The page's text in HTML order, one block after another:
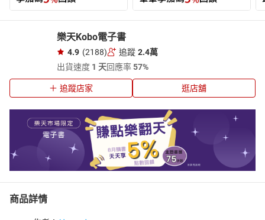
樂天Kobo電子書
4.9 (2188) 追蹤 2.4萬
出貨速度 1 天回應率57%
追蹤店家 逛店舖
商品詳情